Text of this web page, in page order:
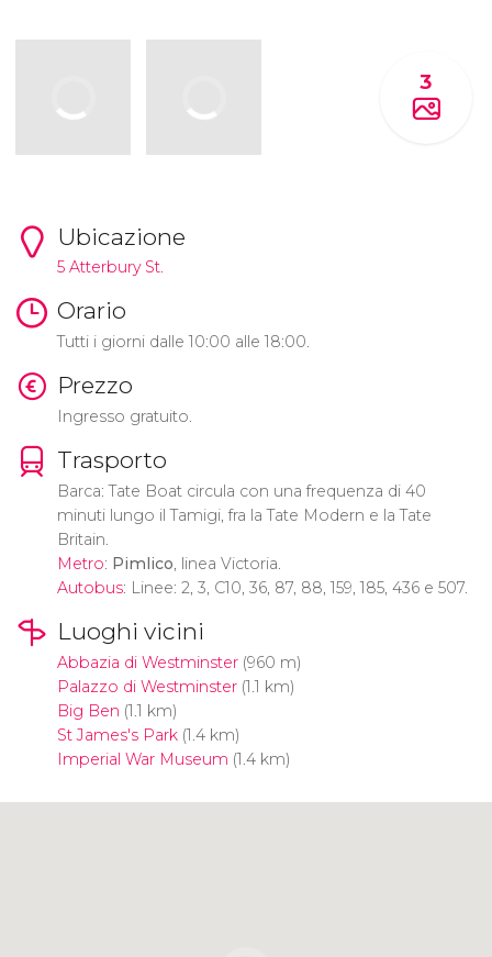
3
Ubicazione
5 Atterbury St.
Orario
Tutti i giorni dalle 10:00 alle 18:00.
Prezzo
Ingresso gratuito.
Trasporto
Barca: Tate Boat circula con una frequenza di 40
minuti lungo il Tamigi, fra la Tate Modern e la Tate
Britain.
Metro: Pimlico, linea Victoria.
Autobus: Linee: 2, 3, C10, 36, 87, 88, 159, 185, 436 e 507.
Luoghi vicini
Abbazia di Westminster(960 m)
Palazzo di Westminster(1.1 km)
Big Ben (1.1 km)
St James's Park(1.4 km)
Imperial War Museum (1.4 km)